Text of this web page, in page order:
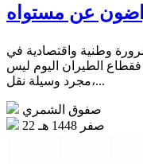
عن مستواه
وطنية واقتصادية في
الطيران اليوم ليس
مجرد وسيلة نقل،...
صفوق الشمري
22 صفر 1448 هـ